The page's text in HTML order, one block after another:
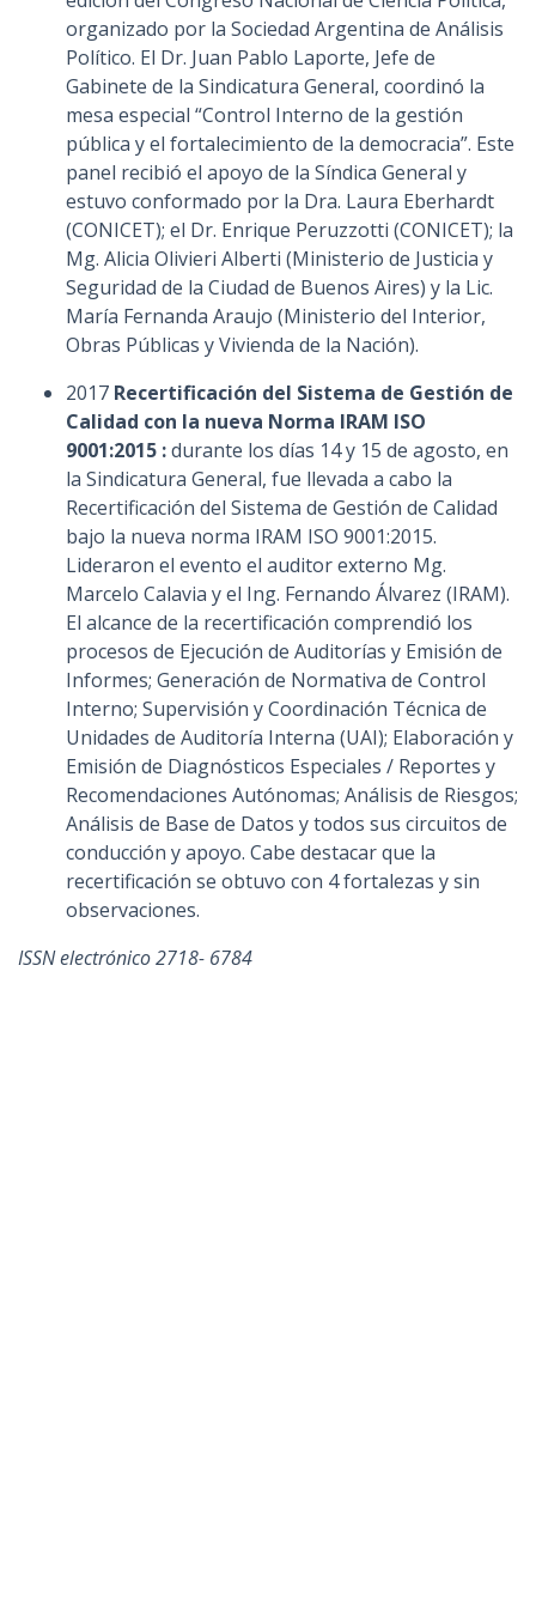
organizado por la Sociedad Argentina de Análisis
Político. El Dr. Juan Pablo Laporte, Jefe de
Gabinete de la Sindicatura General, coordinó la
mesa especial “Control Interno de la gestión
pública y el fortalecimiento de la democracia”. Este
panel recibió el apoyo de la Síndica General y
estuvo conformado por la Dra. Laura Eberhardt
(CONICET); el Dr. Enrique Peruzzotti (CONICET); la
Mg. Alicia Olivieri Alberti (Ministerio de Justicia y
Seguridad de la Ciudad de Buenos Aires) y la Lic.
María Fernanda Araujo (Ministerio del Interior,
Obras Públicas y Vivienda de la Nación).
2017 Recertificación del Sistema de Gestión de
Calidad con la nueva Norma IRAM ISO
9001:2015 :durante los días 14 y 15 de agosto, en
la Sindicatura General, fue llevada a cabo la
Recertificación del Sistema de Gestión de Calidad
bajo la nueva norma IRAM ISO 9001:2015.
Lideraron el evento el auditor externo Mg.
Marcelo Calavia y el Ing. Fernando Álvarez (IRAM).
El alcance de la recertificación comprendió los
procesos de Ejecución de Auditorías y Emisión de
Informes; Generación de Normativa de Control
Interno; Supervisión y Coordinación Técnica de
Unidades de Auditoría Interna (UAI); Elaboración y
Emisión de Diagnósticos Especiales / Reportes y
Recomendaciones Autónomas; Análisis de Riesgos;
Análisis de Base de Datos y todos sus circuitos de
conducción y apoyo. Cabe destacar que la
recertificación se obtuvo con 4 fortalezas y sin
observaciones.
ISSN electrónico 2718- 6784